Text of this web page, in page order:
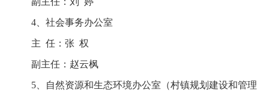
4、社会事务办公室
主 任：张 权
副主任：赵云枫
5、自然资源和生态环境办公室（村镇规划建设和管理